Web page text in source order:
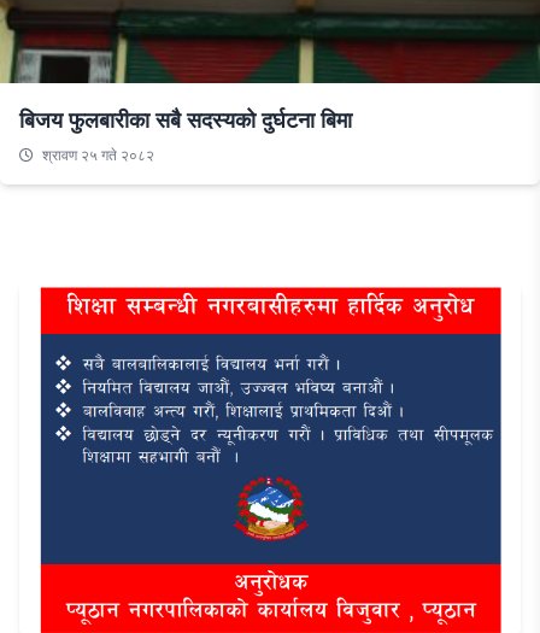
बिजय फुलबारीका सबै सदस्यको दुर्घटना बिमा
श्रावण २५ गते २०८२